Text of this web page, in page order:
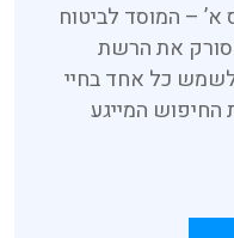
– המוסד לביטוח
את הרשת
כל אחד בחיי
החיפוש המייגע